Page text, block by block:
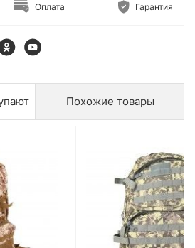
Оплата Гарантия
Похожие товары